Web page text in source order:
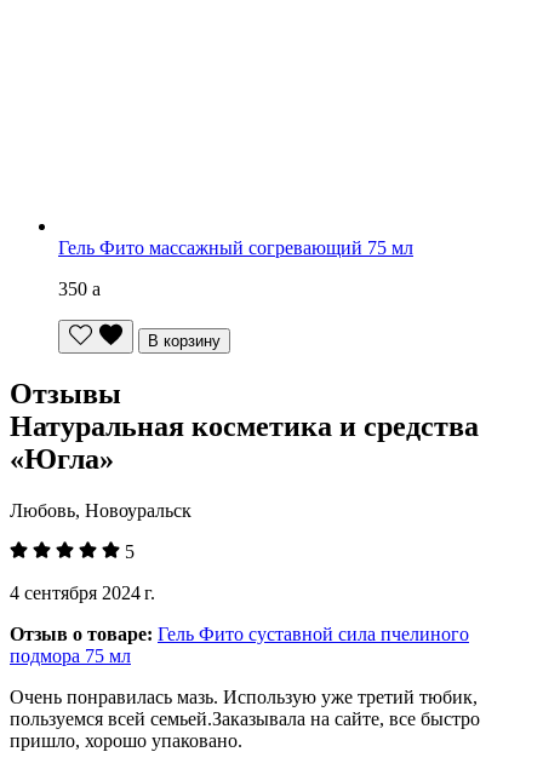
Гель Фито массажный согревающий 75 мл
350 a
В корзину
Отзывы
Натуральная косметика и средства
«Югла»
Любовь, Новоуральск
5
4 сентября 2024 г.
Отзыв о товаре: Гель Фито суставной сила пчелиного
подмора 75 мл
Очень понравилась мазь. Использую уже третий тюбик,
пользуемся всей семьей.Заказывала на сайте, все быстро
пришло, хорошо упаковано.